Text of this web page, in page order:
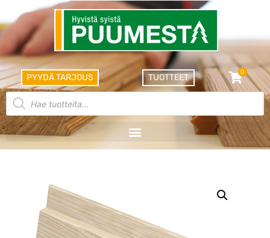
PYYDÄ TARJOUS TUOTTEET
0